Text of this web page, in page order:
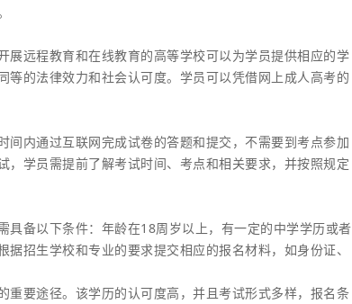
远程教育和在线教育的高等学校可以为学员提供相应的学
的法律效力和社会认可度。学员可以凭借网上成人高考的
内通过互联网完成试卷的答题和提交，不需要到考点参加
学员需提前了解考试时间、考点和相关要求，并按照规定
备以下条件：年龄在18周岁以上，有一定的中学学历或者
招生学校和专业的要求提交相应的报名材料，如身份证、
要途径。该学历的认可度高，并且考试形式多样，报名条